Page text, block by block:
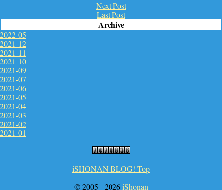
Next Post
Last Post
Archive
2022-05
2021-12
2021-11
2021-10
2021-09
2021-07
2021-06
2021-05
2021-04
2021-03
2021-02
2021-01
iSHONAN BLOG! Top
© 2005 -2026iShonan